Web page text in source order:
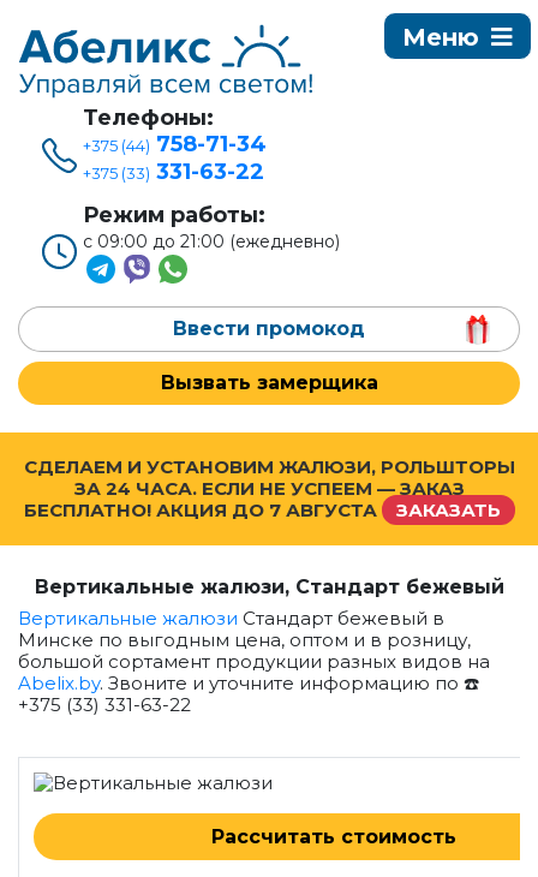
Телефоны:
+375 (44) 758-71-34
+375 (33) 331-63-22
Режим работы:
с 09:00 до 21:00 (ежедневно)
Ввести промокод
Вызвать замерщика
СДЕЛАЕМ И УСТАНОВИМ ЖАЛЮЗИ, РОЛЬШТОРЫ
ЗА 24 ЧАСА. ЕСЛИ НЕ УСПЕЕМ — ЗАКАЗ
БЕСПЛАТНО! АКЦИЯ ДО 7 АВГУСТА ЗАКАЗАТЬ
Вертикальные жалюзи, Стандарт бежевый
Вертикальные жалюзи Стандарт бежевый в
Минске по выгодным цена, оптом и в розницу,
большой сортамент продукции разных видов на
Abelix.by. Звоните и уточните информацию по ☎️
+375 (33) 331-63-22
Рассчитать стоимость